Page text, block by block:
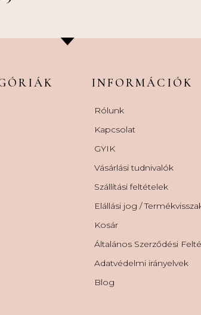
INFORMÁCIÓK
Rólunk
Kapcsolat
GYIK
Vásárlási tudnivalók
Szállítási feltételek
Elállási jog /
Kosár
Általános Szerződési
Adatvédelmi irányelvek
Blog